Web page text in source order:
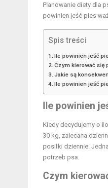
Planowanie diety dla
powinien jeść pies
Spis treści
Ile powinien jeść
Czym kierować się
Jakie są
Ile powinien jeść
Ile powinien
Kiedy decydujemy o
30 kg, zalecana
posiłki dziennie.
potrzeb psa.
Czym